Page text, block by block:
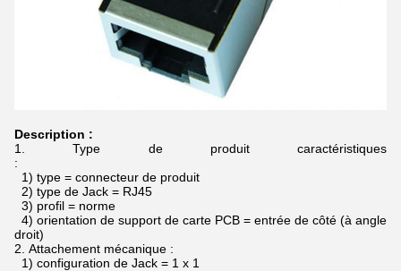
Description :
1.Type de produit caractéristiques
:
1) type = connecteur de produit
2) type de Jack = RJ45
3) profil = norme
4) orientation de support de carte PCB = entrée de côté (à angle
droit)
2. Attachement mécanique :
1) configuration de Jack = 1 x 1